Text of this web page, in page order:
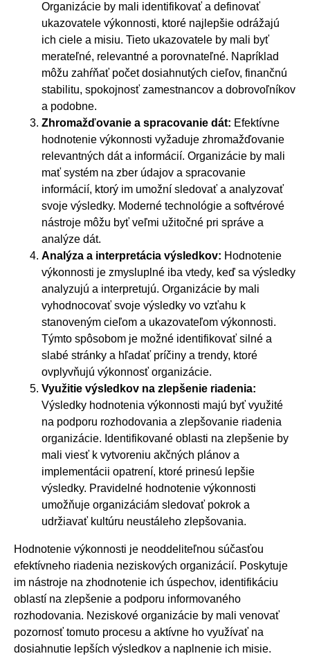
Organizácie by mali identifikovať a definovať
ukazovatele výkonnosti, ktoré najlepšie odrážajú
ich ciele a misiu. Tieto ukazovatele by mali byť
merateľné, relevantné a porovnateľné. Napríklad
môžu zahŕňať počet dosiahnutých cieľov, finančnú
stabilitu, spokojnosť zamestnancov a dobrovoľníkov
a podobne.
Zhromažďovanie a spracovanie dát: Efektívne
hodnotenie výkonnosti vyžaduje zhromažďovanie
relevantných dát a informácií. Organizácie by mali
mať systém na zber údajov a spracovanie
informácií, ktorý im umožní sledovať a analyzovať
svoje výsledky. Moderné technológie a softvérové
nástroje môžu byť veľmi užitočné pri správe a
analýze dát.
Analýza a interpretácia výsledkov: Hodnotenie
výkonnosti je zmysluplné iba vtedy, keď sa výsledky
analyzujú a interpretujú. Organizácie by mali
vyhodnocovať svoje výsledky vo vzťahu k
stanoveným cieľom a ukazovateľom výkonnosti.
Týmto spôsobom je možné identifikovať silné a
slabé stránky a hľadať príčiny a trendy, ktoré
ovplyvňujú výkonnosť organizácie.
Využitie výsledkov na zlepšenie riadenia:
Výsledky hodnotenia výkonnosti majú byť využité
na podporu rozhodovania a zlepšovanie riadenia
organizácie. Identifikované oblasti na zlepšenie by
mali viesť k vytvoreniu akčných plánov a
implementácii opatrení, ktoré prinesú lepšie
výsledky. Pravidelné hodnotenie výkonnosti
umožňuje organizáciám sledovať pokrok a
udržiavať kultúru neustáleho zlepšovania.
Hodnotenie výkonnosti je neoddeliteľnou súčasťou
efektívneho riadenia neziskových organizácií. Poskytuje
im nástroje na zhodnotenie ich úspechov, identifikáciu
oblastí na zlepšenie a podporu informovaného
rozhodovania. Neziskové organizácie by mali venovať
pozornosť tomuto procesu a aktívne ho využívať na
dosiahnutie lepších výsledkov a naplnenie ich misie.